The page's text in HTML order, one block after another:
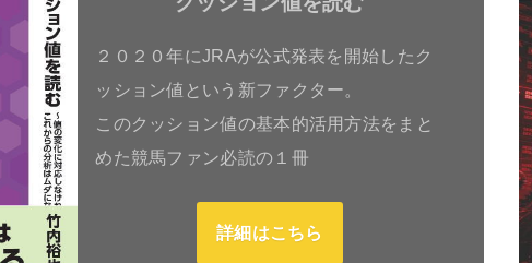
２０２０年にJRAが公式発表を開始したク
ッション値という新ファクター。
このクッション値の基本的活用方法をまと
めた競馬ファン必読の１冊
詳細はこちら